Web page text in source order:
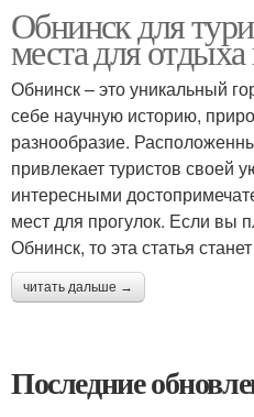
Обнинск для
места для
Обнинск – это уникальный
себе научную историю,
разнообразие.
привлекает туристов своей
интересными
мест для прогулок. Если вы
Обнинск, то эта статья
читать дальше →
Последние